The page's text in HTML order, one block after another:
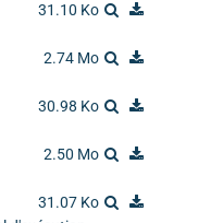
31.10 Ko
2.74 Mo
30.98 Ko
2.50 Mo
31.07 Ko